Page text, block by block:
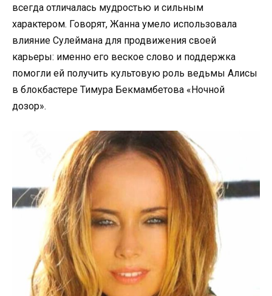
всегда отличалась мудростью и сильным
характером. Говорят, Жанна умело использовала
влияние Сулеймана для продвижения своей
карьеры: именно его веское слово и поддержка
помогли ей получить культовую роль ведьмы Алисы
в блокбастере Тимура Бекмамбетова «Ночной
дозор».